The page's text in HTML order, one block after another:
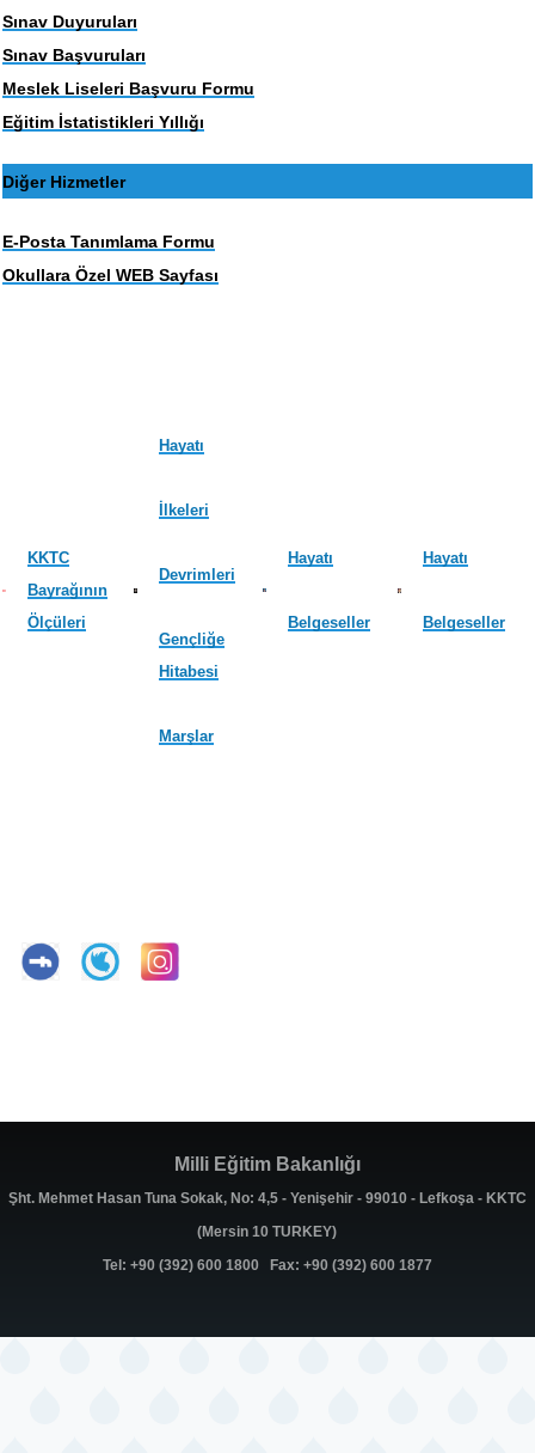
Sınav Duyuruları
Sınav Başvuruları
Meslek Liseleri Başvuru Formu
Eğitim İstatistikleri Yıllığı
Diğer Hizmetler
E-Posta Tanımlama Formu
Okullara Özel WEB Sayfası
KKTC
Bayrağının
Ölçüleri
Hayatı
İlkeleri
Devrimleri
Gençliğe
Hitabesi
Marşlar
Hayatı
Belgeseller
Hayatı
Belgeseller
Milli Eğitim Bakanlığı
Şht. Mehmet Hasan Tuna Sokak, No: 4,5 - Yenişehir - 99010 - Lefkoşa - KKTC
(Mersin 10 TURKEY)
Tel: +90 (392) 600 1800 Fax: +90 (392) 600 1877